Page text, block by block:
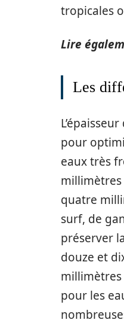
tropicales
Lire
Les
pour
eaux très
quatre
surf, de
préserver
douze et
pour les